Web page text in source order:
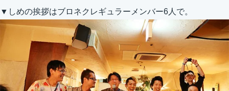
▼しめの挨拶はブロネクレギュラーメンバー6人で。